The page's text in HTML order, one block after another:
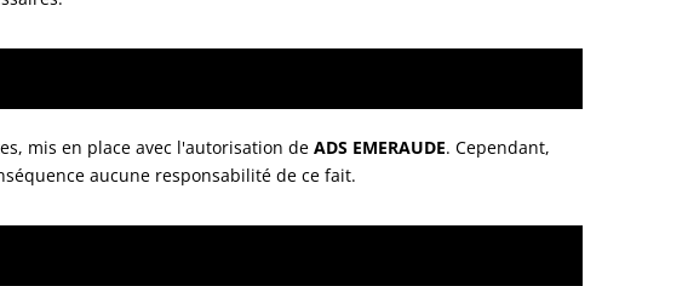
mis en place avec l'autorisation de ADS EMERAUDE. Cependant,
aucune responsabilité de ce fait.